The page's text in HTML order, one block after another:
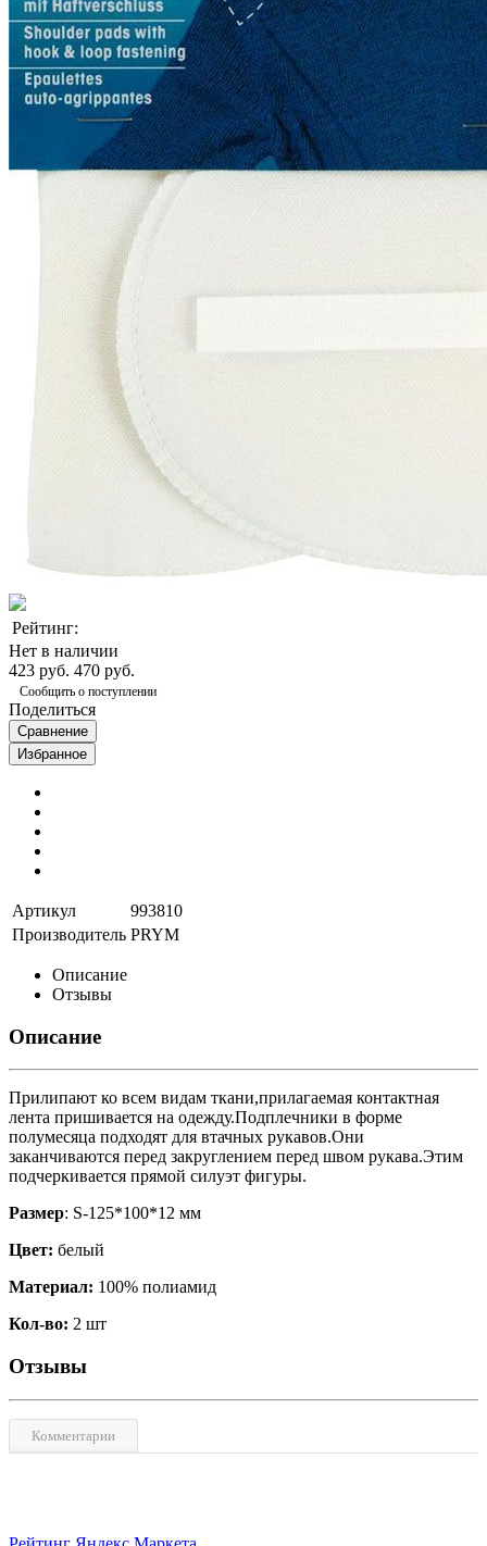
Рейтинг:
Нет в наличии
423 руб. 470 руб.
Сообщить о поступлении
Поделиться
Сравнение
Избранное
Артикул
993810
Производитель PRYM
Описание
Отзывы
Описание
Прилипают ко всем видам ткани,прилагаемая контактная
лента пришивается на одежду.Подплечники в форме
полумесяца подходят для втачных рукавов.Они
заканчиваются перед закруглением перед швом рукава.Этим
подчеркивается прямой силуэт фигуры.
Размер: S-125*100*12 мм
Цвет: белый
Материал: 100% полиамид
Кол-во: 2 шт
Отзывы
Комментарии